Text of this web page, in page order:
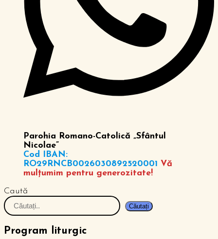
Parohia Romano-Catolică „Sfântul
Nicolae”
Cod IBAN:
RO29RNCB0026030892520001 Vă
mulțumim pentru generozitate!
Caută
Căutați
Program liturgic